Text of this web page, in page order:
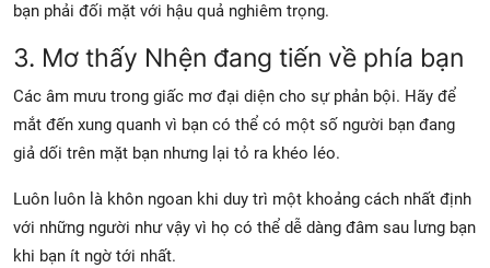
bạn phải đối mặt với hậu quả nghiêm trọng.
3. Mơ thấy Nhện đang tiến về phía bạn
Các âm mưu trong giấc mơ đại diện cho sự phản bội. Hãy để
mắt đến xung quanh vì bạn có thể có một số người bạn đang
giả dối trên mặt bạn nhưng lại tỏ ra khéo léo.
Luôn luôn là khôn ngoan khi duy trì một khoảng cách nhất định
với những người như vậy vì họ có thể dễ dàng đâm sau lưng bạn
khi bạn ít ngờ tới nhất.